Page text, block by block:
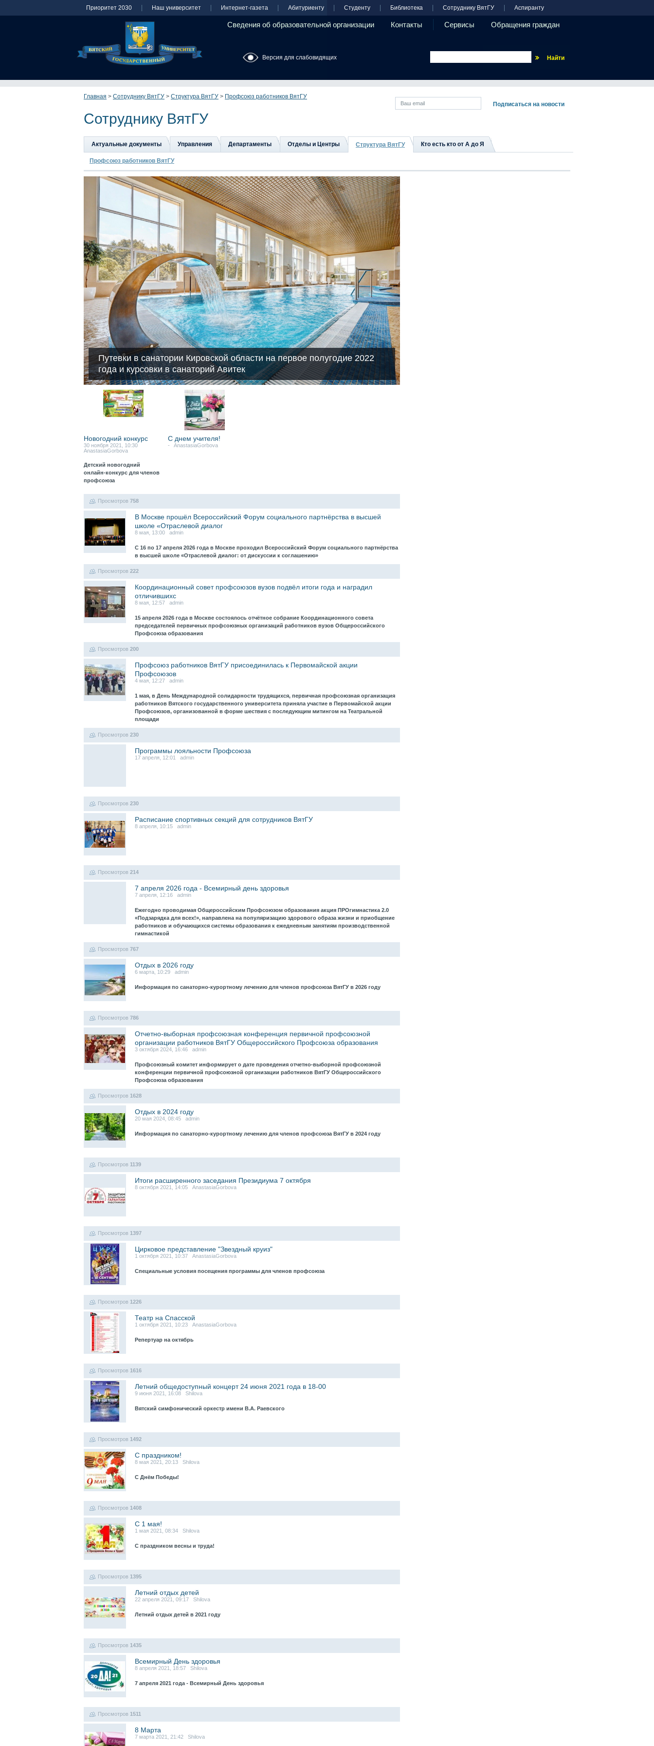
Приоритет 2030 Наш университет Интернет-газета Абитуриенту Студенту Библиотека Сотруднику ВятГУ Аспиранту
Сведения об образовательной организации Контакты Сервисы Обращения граждан
Версия для слабовидящих
Главная > Сотруднику ВятГУ > Структура ВятГУ > Профсоюз работников ВятГУ
Сотруднику ВятГУ
Актуальные документы Управления Департаменты Отделы и Центры Структура ВятГУ Кто есть кто от А до Я
Профсоюз работников ВятГУ
Путевки в санатории Кировской области на первое полугодие 2022
года и курсовки в санаторий Авитек
Новогодний конкурс
30 ноября 2021, 10:30
AnastasiaGorbova
Детский новогодний
онлайн-конкурс для членов
профсоюза
С днем учителя!
- AnastasiaGorbova
Просмотров 758
В Москве прошёл Всероссийский Форум социального партнёрства в высшей
школе «Отраслевой диалог
8 мая, 13:00 admin
С 16 по 17 апреля 2026 года в Москве проходил Всероссийский Форум социального партнёрства
в высшей школе «Отраслевой диалог: от дискуссии к соглашению»
Просмотров 222
Координационный совет профсоюзов вузов подвёл итоги года и наградил
отличившихс
8 мая, 12:57 admin
15 апреля 2026 года в Москве состоялось отчётное собрание Координационного совета
председателей первичных профсоюзных организаций работников вузов Общероссийского
Профсоюза образования
Просмотров 200
Профсоюз работников ВятГУ присоединилась к Первомайской акции
Профсоюзов
4 мая, 12:27 admin
1 мая, в День Международной солидарности трудящихся, первичная профсоюзная организация
работников Вятского государственного университета приняла участие в Первомайской акции
Профсоюзов, организованной в форме шествия с последующим митингом на Театральной
площади
Просмотров 230
Программы лояльности Профсоюза
17 апреля, 12:01 admin
Просмотров 230
Расписание спортивных секций для сотрудников ВятГУ
8 апреля, 10:15 admin
Просмотров 214
7 апреля 2026 года - Всемирный день здоровья
7 апреля, 12:16 admin
Ежегодно проводимая Общероссийским Профсоюзом образования акция ПРОгимнастика 2.0
«Подзарядка для всех!», направлена на популяризацию здорового образа жизни и приобщение
работников и обучающихся системы образования к ежедневным занятиям производственной
гимнастикой
Просмотров 767
Отдых в 2026 году
6 марта, 10:29 admin
Информация по санаторно-курортному лечению для членов профсоюза ВятГУ в 2026 году
Просмотров 786
Отчетно-выборная профсоюзная конференция первичной профсоюзной
организации работников ВятГУ Общероссийского Профсоюза образования
3 октября 2024, 16:46 admin
Профсоюзный комитет информирует о дате проведения отчетно-выборной профсоюзной
конференции первичной профсоюзной организации работников ВятГУ Общероссийского
Профсоюза образования
Просмотров 1628
Отдых в 2024 году
20 мая 2024, 08:45 admin
Информация по санаторно-курортному лечению для членов профсоюза ВятГУ в 2024 году
Просмотров 1139
Итоги расширенного заседания Президиума 7 октября
8 октября 2021, 14:05 AnastasiaGorbova
Просмотров 1397
Цирковое представление "Звездный круиз"
1 октября 2021, 10:37 AnastasiaGorbova
Специальные условия посещения программы для членов профсоюза
Просмотров 1226
Театр на Спасской
1 октября 2021, 10:23 AnastasiaGorbova
Репертуар на октябрь
Просмотров 1616
Летний общедоступный концерт 24 июня 2021 года в 18-00
9 июня 2021, 16:08 Shilova
Вятский симфонический оркестр имени В.А. Раевского
Просмотров 1492
С праздником!
8 мая 2021, 20:13 Shilova
С Днём Победы!
Просмотров 1408
С 1 мая!
1 мая 2021, 08:34 Shilova
С праздником весны и труда!
Просмотров 1395
Летний отдых детей
22 апреля 2021, 09:17 Shilova
Летний отдых детей в 2021 году
Просмотров 1435
Всемирный День здоровья
8 апреля 2021, 18:57 Shilova
7 апреля 2021 года - Всемирный День здоровья
Просмотров 1511
8 Марта
7 марта 2021, 21:42 Shilova